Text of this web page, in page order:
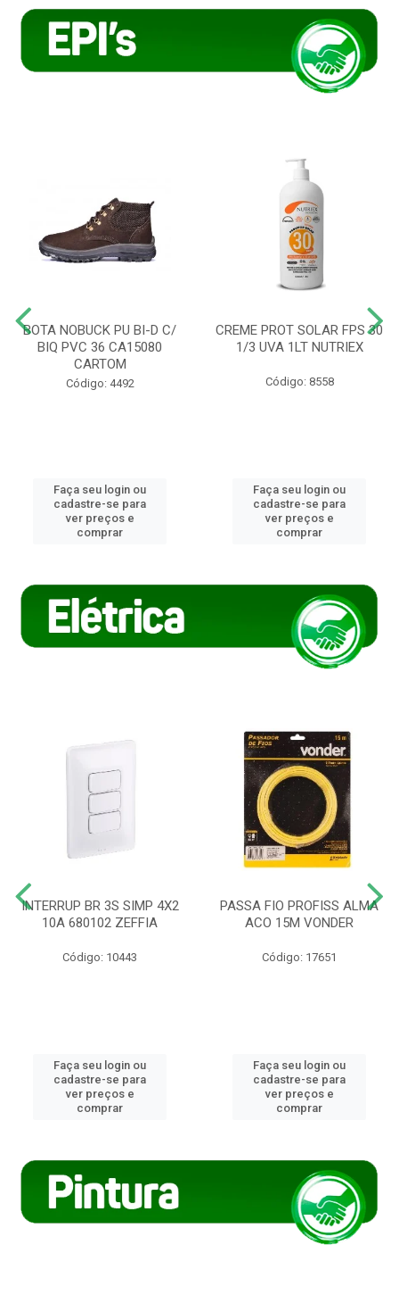
BOTA NOBUCK PU BI-D C/
BIQ PVC 36 CA15080
CARTOM
Código: 4492
Faça seu login ou
cadastre-se para
ver preços e
comprar
CREME PROT SOLAR FPS 30
1/3 UVA 1LT NUTRIEX
Código: 8558
Faça seu login ou
cadastre-se para
ver preços e
comprar
INTERRUP BR 3S SIMP 4X2
10A 680102 ZEFFIA
Código: 10443
Faça seu login ou
cadastre-se para
ver preços e
comprar
PASSA FIO PROFISS ALMA
ACO 15M VONDER
Código: 17651
Faça seu login ou
cadastre-se para
ver preços e
comprar